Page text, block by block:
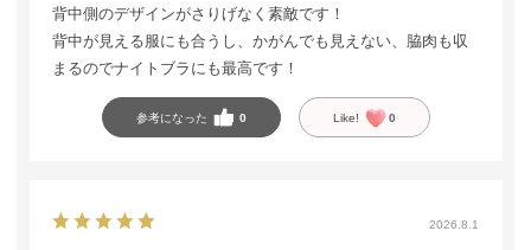
背中側のデザインがさりげなく素敵です！
背中が見える服にも合うし、かがんでも見えない、脇肉も収
まるのでナイトブラにも最高です！
参考になった 0 Like! 0
2026.8.1